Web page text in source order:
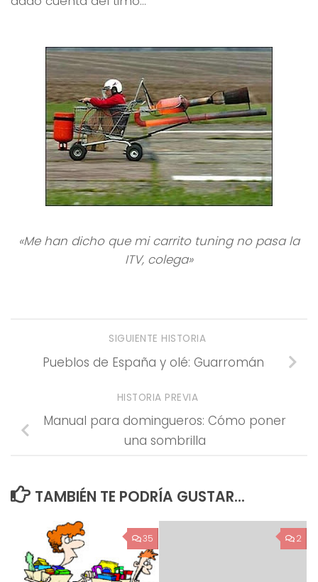
«Me han dicho que mi carrito tuning no pasa la
ITV, colega»
SIGUIENTE HISTORIA
Pueblos de España y olé: Guarromán
HISTORIA PREVIA
Manual para domingueros: Cómo poner
una sombrilla
TAMBIÉN TE PODRÍA GUSTAR...
35 2